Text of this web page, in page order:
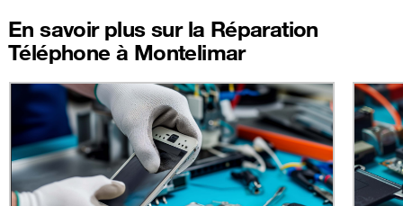
En savoir plus sur la Réparation
Téléphone à Montelimar